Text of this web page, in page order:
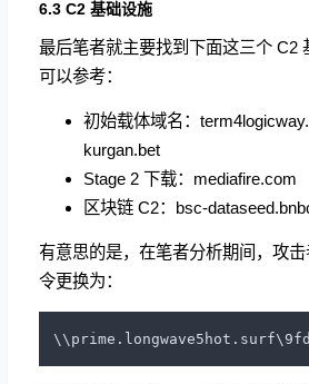
6.3 C2 基础设施
最后笔者就主要找到下面这三个 C2
可以参考：
初始载体域名：
kurgan.bet
Stage 2 下载：mediafire.com
区块链 C2：bsc-
有意思的是，在笔者分析期间，攻
令更换为：